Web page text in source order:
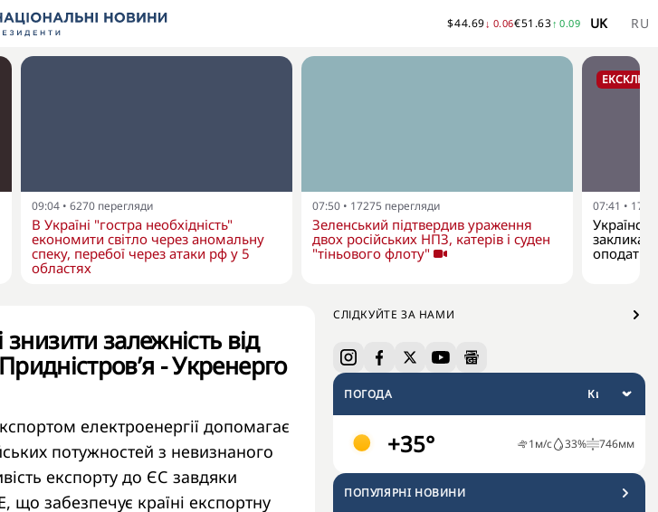
$44.69↓ 0.06€51.63↑ 0.09 UK RU
09:04 • 6270 перегляди
В Україні "гостра необхідність"
економити світло через аномальну
спеку, перебої через атаки рф у 5
областях
07:50 • 17275 перегляди
Зеленський підтвердив ураження
двох російських НПЗ, катерів і суден
"тіньового флоту"
07:41 •
закликає
СЛІДКУЙТЕ ЗА НАМИ
ПОГОДА
+35° 1м/с 33% 746мм
ПОПУЛЯРНI НОВИНИ
залежність від
- Укренерго
електроенергії допомагає
потужностей з невизнаного
експорту до ЄС завдяки
що забезпечує країні експортну